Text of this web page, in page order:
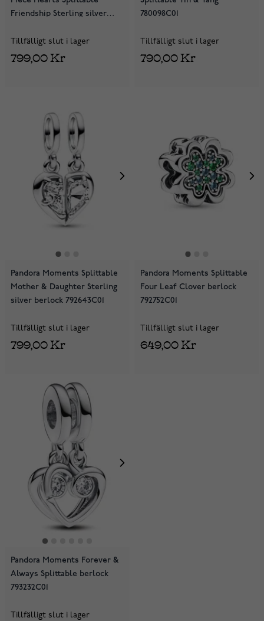
Friendship Sterling silver
Tillfälligt slut i lager
799,00 Kr
780098C01
Tillfälligt slut i lager
790,00 Kr
Pandora Moments Splittable
Mother & Daughter Sterling
silver berlock 792643C01
Tillfälligt slut i lager
799,00 Kr
Pandora Moments Splittable
Four Leaf Clover berlock
792752C01
Tillfälligt slut i lager
649,00 Kr
Pandora Moments Forever &
Always Splittable berlock
793232C01
Tillfälligt slut i lager